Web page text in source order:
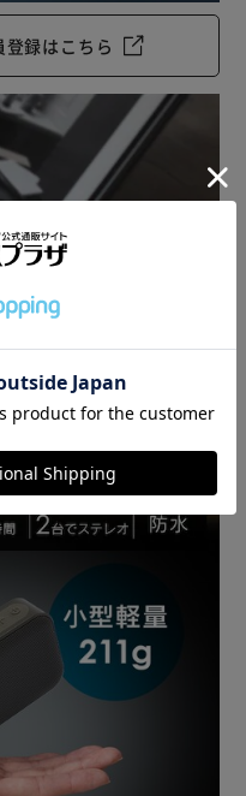
録はこちら